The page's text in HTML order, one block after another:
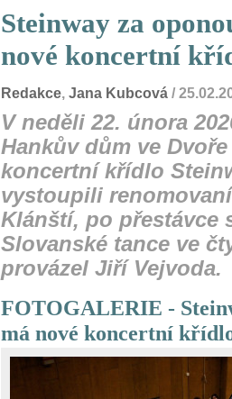
Steinway za
nové koncertní
Redakce, Jana Kubcová /
V neděli 22. února
Hankův dům ve
koncertní křídlo
vystoupili
Klánští, po přestávce
Slovanské tance ve
provázel Jiří Vejvoda.
FOTOGALERIE -
má nové koncertní